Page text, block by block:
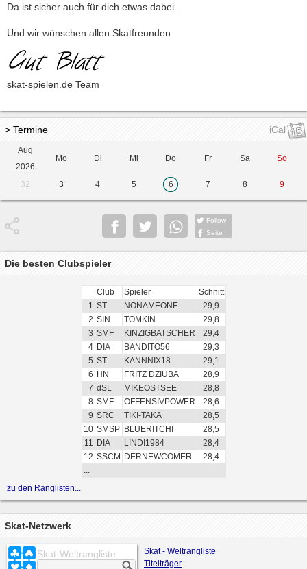
Da ist sicher auch für dich etwas dabei.
Und wir wünschen allen Skatfreunden
skat-spielen.de Team
> Termine iCal
Aug
2026
Mo Di Mi Do Fr Sa So
32 3 4 5 6 7 8 9
Follow
Seite
Die besten Clubspieler
Club Spieler
Schnitt
1 ST NONAMEONE
29,9
2 SIN TOMKIN
29,8
3 SMF KINZIGBATSCHER
29,4
4 DIA BANDITO56
29,3
5 ST KANNNIX18
29,1
6 HN FRITZ DZIUBA
28,9
7 dSL MIKEOSTSEE
28,8
8 SMF OFFENSIVPOWER
28,6
9 SRC TIKI-TAKA
28,5
10 SMSP BLUERITCHI
28,5
11 DIA LINDI1984
28,4
12 SSCM DERNEWCOMER
28,4
...
zu den Ranglisten...
Skat-Netzwerk
Skat-Weltrangliste
Skat - Weltrangliste
Titelträger